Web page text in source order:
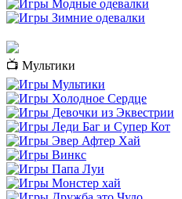
📺 Мультики